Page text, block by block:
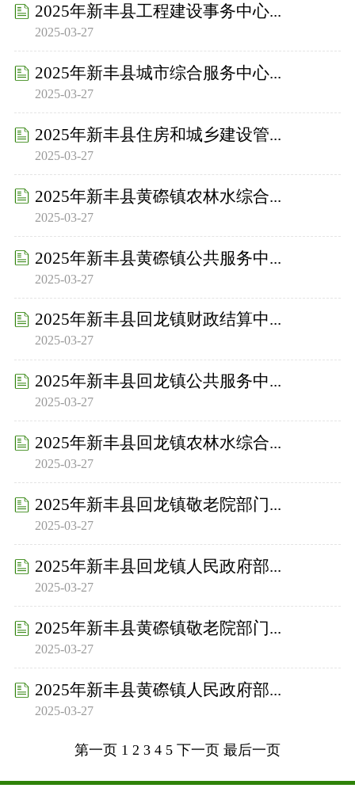
2025年新丰县工程建设事务中心...
2025-03-27
2025年新丰县城市综合服务中心...
2025-03-27
2025年新丰县住房和城乡建设管...
2025-03-27
2025年新丰县黄磜镇农林水综合...
2025-03-27
2025年新丰县黄磜镇公共服务中...
2025-03-27
2025年新丰县回龙镇财政结算中...
2025-03-27
2025年新丰县回龙镇公共服务中...
2025-03-27
2025年新丰县回龙镇农林水综合...
2025-03-27
2025年新丰县回龙镇敬老院部门...
2025-03-27
2025年新丰县回龙镇人民政府部...
2025-03-27
2025年新丰县黄磜镇敬老院部门...
2025-03-27
2025年新丰县黄磜镇人民政府部...
2025-03-27
第一页 1 2 3 4 5 下一页 最后一页